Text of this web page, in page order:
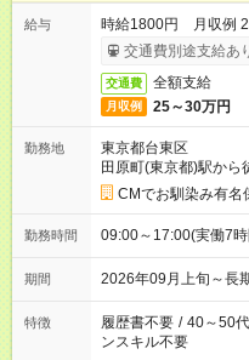
給与
時給1800円 月収例
交通費別途支給あ
交通費 全額支給
月収例 25～30万円
勤務地
東京都台東区
田原町(東京都)駅から
CMでお馴染み有
勤務時間 09:00～17:00(実働7
期間 2026年09月上旬～
特徴 履歴書不要 / 40～50
ンスキル不要